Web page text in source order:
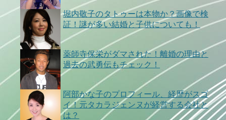
堀内敬子のタトゥーは本物か？画像で検
証！謎が多い結婚と子供についても！
薬師寺保栄がダマされた！離婚の理由と
過去の武勇伝もチェック！
阿部かな子のプロフィール、経歴がスゴ
イ！元タカラジェンヌが経営する会社と
は？